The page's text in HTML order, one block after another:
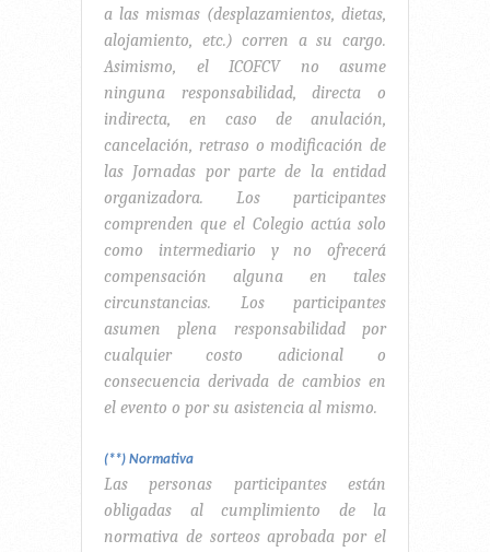
a las mismas (desplazamientos, dietas,
alojamiento, etc.) corren a su cargo.
Asimismo, el ICOFCV no asume
ninguna responsabilidad, directa o
indirecta, en caso de anulación,
cancelación, retraso o modificación de
las Jornadas por parte de la entidad
organizadora. Los participantes
comprenden que el Colegio actúa solo
como intermediario y no ofrecerá
compensación alguna en tales
circunstancias. Los participantes
asumen plena responsabilidad por
cualquier costo adicional o
consecuencia derivada de cambios en
el evento o por su asistencia al mismo.
(**) Normativa
Las personas participantes están
obligadas al cumplimiento de la
normativa de sorteos aprobada por el